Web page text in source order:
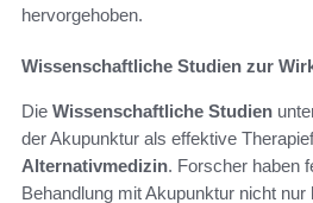
hervorgehoben.
Wissenschaftliche Studien zur
Die Wissenschaftliche Studien
der Akupunktur als effektive
Alternativmedizin. Forscher haben
Behandlung mit Akupunktur nicht